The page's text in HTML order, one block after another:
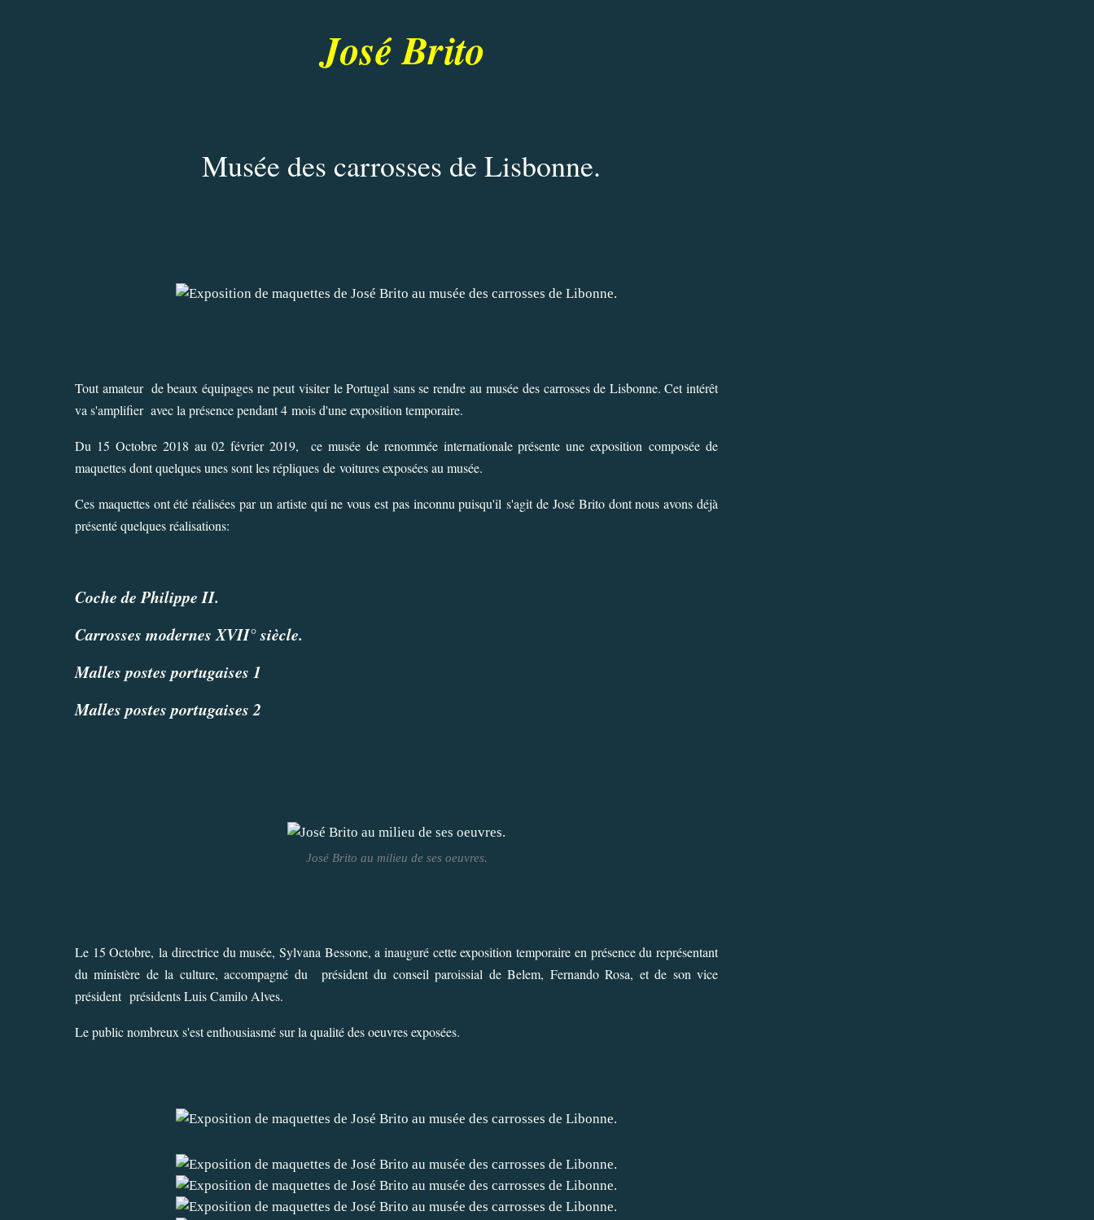
José Brito
Musée des carrosses de Lisbonne.
Tout amateur de beaux équipages ne peut visiter le Portugal sans se rendre au musée des carrosses de Lisbonne. Cet intérêt
va s'amplifier avec la présence pendant 4 mois d'une exposition temporaire.
Du 15 Octobre 2018 au 02 février 2019, ce musée de renommée internationale présente une exposition composée de
maquettes dont quelques unes sont les répliques de voitures exposées au musée.
Ces maquettes ont été réalisées par un artiste qui ne vous est pas inconnu puisqu'il s'agit de José Brito dont nous avons déjà
présenté quelques réalisations:
Coche de Philippe II.
Carrosses modernes XVII° siècle.
Malles postes portugaises 1
Malles postes portugaises 2
José Brito au milieu de ses oeuvres.
Le 15 Octobre, la directrice du musée, Sylvana Bessone, a inauguré cette exposition temporaire en présence du représentant
du ministère de la culture, accompagné du président du conseil paroissial de Belem, Fernando Rosa, et de son vice
président présidents Luis Camilo Alves.
Le public nombreux s'est enthousiasmé sur la qualité des oeuvres exposées.